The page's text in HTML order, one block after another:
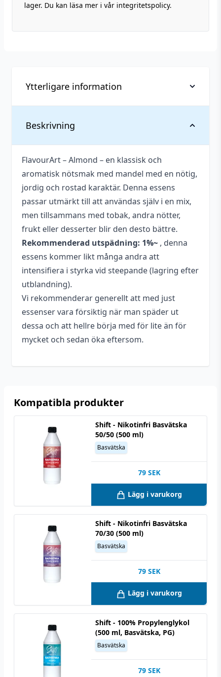
lager. Du kan läsa mer i vår integritetspolicy.
Beskrivning
FlavourArt – Almond – en klassisk och
aromatisk nötsmak med mandel med en nötig,
jordig och rostad karaktär. Denna essens
passar utmärkt till att användas själv i en mix,
men tillsammans med tobak, andra nötter,
frukt eller desserter blir den desto bättre.
Rekommenderad utspädning: 1%~ , denna
essens kommer likt många andra att
intensifiera i styrka vid steepande (lagring efter
utblandning).
Vi rekommenderar generellt att med just
essenser vara försiktig när man späder ut
dessa och att hellre börja med för lite än för
mycket och sedan öka eftersom.
Ytterligare information
Vikt
Tillverkare
FlavourArt
Tillverkningsland Italien
Antal ml
10 ml
Typ
Essens
Smakprofil
Mandel
Kompatibla produkter
Shift - Nikotinfri Basvätska
50/50 (500 ml)
Basvätska
79 SEK
Lägg i varukorg
Shift - Nikotinfri Basvätska
70/30 (500 ml)
Basvätska
79 SEK
Lägg i varukorg
Shift - 100% Propylenglykol
(500 ml, Basvätska, PG)
Basvätska
79 SEK